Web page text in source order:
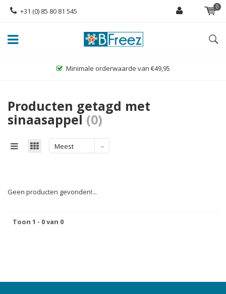
+31 (0) 85 80 81 545 0
Minimale orderwaarde van €49,95
Producten getagd met
sinaasappel (0)
Meest
Geen producten gevonden!...
Toon 1 - 0 van 0